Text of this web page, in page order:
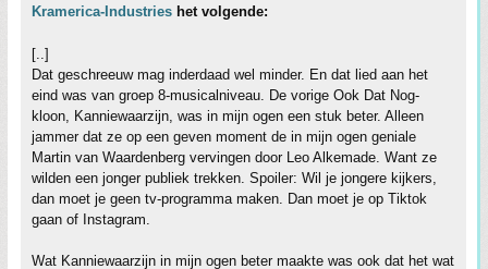
Kramerica-Industries het volgende:
[..]
Dat geschreeuw mag inderdaad wel minder. En dat lied aan het
eind was van groep 8-musicalniveau. De vorige Ook Dat Nog-
kloon, Kanniewaarzijn, was in mijn ogen een stuk beter. Alleen
jammer dat ze op een geven moment de in mijn ogen geniale
Martin van Waardenberg vervingen door Leo Alkemade. Want ze
wilden een jonger publiek trekken. Spoiler: Wil je jongere kijkers,
dan moet je geen tv-programma maken. Dan moet je op Tiktok
gaan of Instagram.
Wat Kanniewaarzijn in mijn ogen beter maakte was ook dat het wat